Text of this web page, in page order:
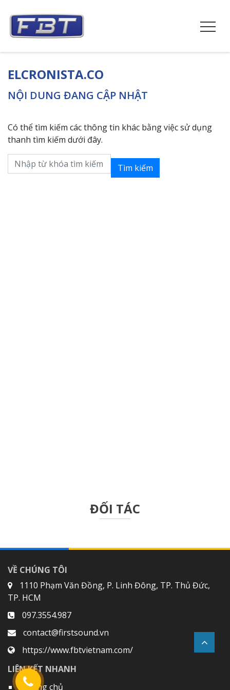
ELCRONISTA.CO
NỘI DUNG ĐANG CẬP NHẬT
Có thể tìm kiếm các thông tin khác bằng việc sử dụng
thanh tìm kiếm dưới đây.
Tìm kiếm
ĐỐI TÁC
VỀ CHÚNG TÔI
1110 Phạm Văn Đồng, P. Linh Đông, TP. Thủ Đức,
TP. HCM
097.3554.987
contact@firstsound.vn
https://www.fbtvietnam.com/
LIÊN KẾT NHANH
Trang chủ